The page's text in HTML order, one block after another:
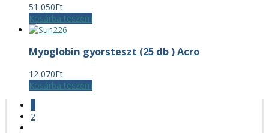
51 050Ft
Kosárba teszem
Myoglobin gyorsteszt (25 db ) Acro
12 070Ft
Kosárba teszem
2